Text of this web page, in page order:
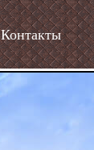
Контакты